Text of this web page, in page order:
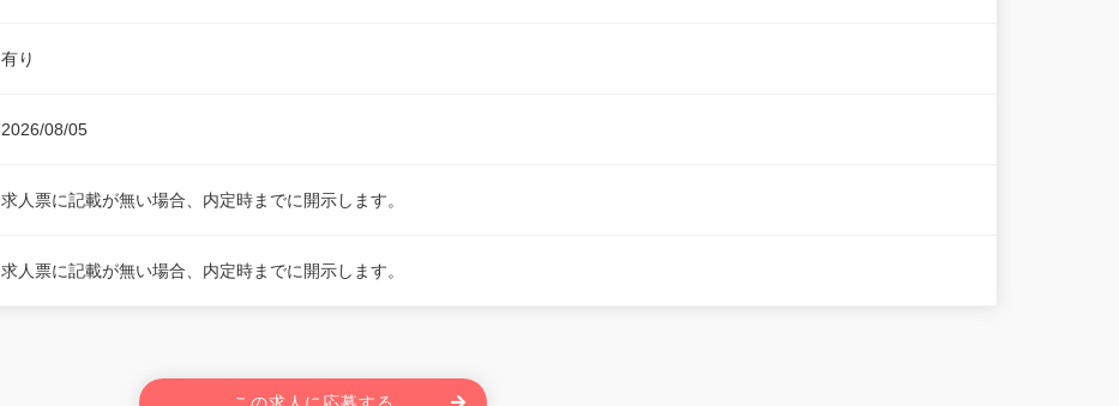
有り
2026/08/05
求人票に記載が無い場合、内定時までに開示します。
求人票に記載が無い場合、内定時までに開示します。